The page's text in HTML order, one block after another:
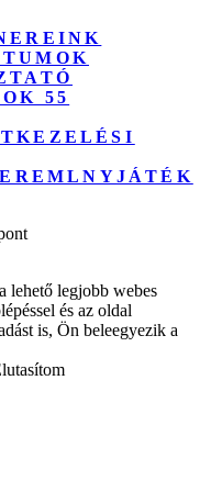
55
lehető legjobb webes
és az oldal
is, Ön beleegyezik a